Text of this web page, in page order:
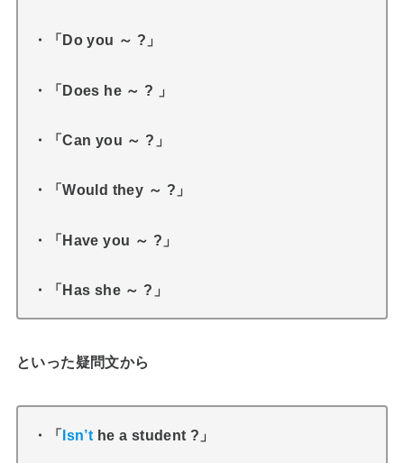
・「Do you ～ ?」
・「Does he ～ ? 」
・「Can you ～ ?」
・「Would they ～ ?」
・「Have you ～ ?」
・「Has she ～ ?」
といった疑問文から
・「Isn’t he a student ?」